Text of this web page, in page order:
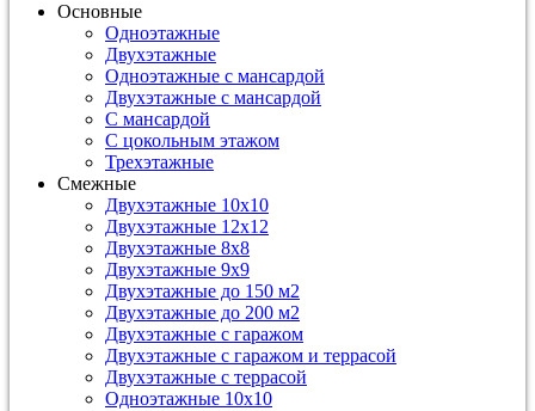
Основные
Одноэтажные
Двухэтажные
Одноэтажные с мансардой
Двухэтажные с мансардой
С мансардой
С цокольным этажом
Трехэтажные
Смежные
Двухэтажные 10х10
Двухэтажные 12х12
Двухэтажные 8х8
Двухэтажные 9х9
Двухэтажные до 150 м2
Двухэтажные до 200 м2
Двухэтажные с гаражом
Двухэтажные с гаражом и террасой
Двухэтажные с террасой
Одноэтажные 10х10